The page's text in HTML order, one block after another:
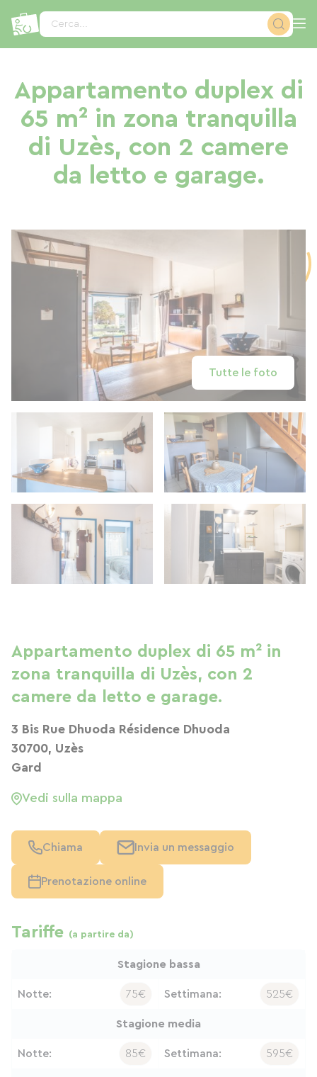
Cerca...
Appartamento duplex di
65 m² in zona tranquilla
di Uzès, con 2 camere
da letto e garage.
Tutte le foto
Appartamento duplex di 65 m² in
zona tranquilla di Uzès, con 2
camere da letto e garage.
3 Bis Rue Dhuoda Résidence Dhuoda
30700, Uzès
Gard
Vedi sulla mappa
Chiama Invia un messaggio
Prenotazione online
Tariffe (a partire da)
Stagione bassa
Notte: 75€ Settimana: 525€
Stagione media
Notte: 85€ Settimana: 595€
Pannello di gestione dei cookies